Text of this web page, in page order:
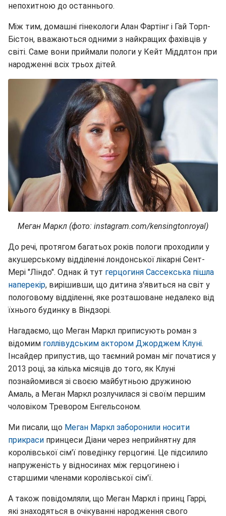
непохитною до останнього.
Між тим, домашні гінекологи Алан Фартінг і Гай Торп-
Бістон, вважаються одними з найкращих фахівців у
світі. Саме вони приймали пологи у Кейт Міддлтон при
народженні всіх трьох дітей.
Меган Маркл (фото: instagram.com/kensingtonroyal)
До речі, протягом багатьох років пологи проходили у
акушерському відділенні лондонської лікарні Сент-
Мері "Ліндо". Однак й тут герцогиня Сассекська пішла
наперекір, вирішивши, що дитина з'явиться на світ у
пологовому відділенні, яке розташоване недалеко від
їхнього будинку в Віндзорі.
Нагадаємо, що Меган Маркл приписують роман з
відомим голлівудським актором Джорджем Клуні.
Інсайдер припустив, що таємний роман міг початися у
2013 році, за кілька місяців до того, як Клуні
познайомився зі своєю майбутньою дружиною
Амаль, а Меган Маркл розлучилася зі своїм першим
чоловіком Тревором Енгельсоном.
Ми писали, що Меган Маркл заборонили носити
прикраси принцеси Діани через неприйнятну для
королівської сім'ї поведінку герцогині. Це підсилило
напруженість у відносинах між герцогинею і
старшими членами королівської сім'ї.
А також повідомляли, що Меган Маркл і принц Гаррі,
які знаходяться в очікуванні народження свого